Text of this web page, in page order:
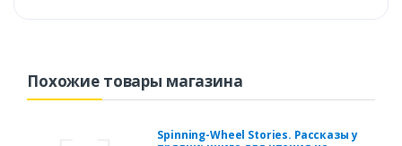
Похожие товары магазина
Spinning-Wheel Stories. Рассказы у